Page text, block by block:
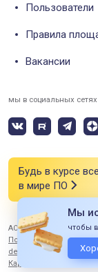
Пользователи
Правила
Вакансии
мы в социальных сетях
Будь в курсе
в мире ПО
АО «СИЭСДИ» 2026
Политика
design by ITERBI
Карта сайта
Мы
чтобы